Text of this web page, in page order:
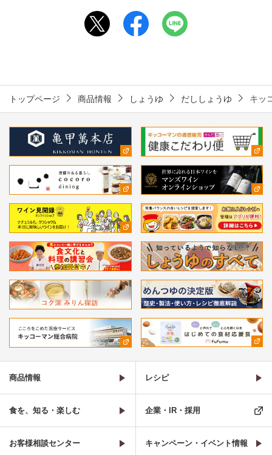
トップページ 商品情報 しょうゆ だししょうゆ キッ
商品情報 レシピ
食を、知る・楽しむ 企業・IR・採用
お客様相談センター キャンペーン・イベント情報